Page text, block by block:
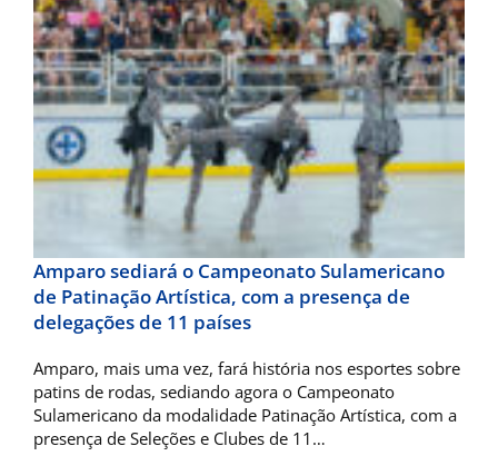
Amparo sediará o Campeonato Sulamericano
de Patinação Artística, com a presença de
delegações de 11 países
Amparo, mais uma vez, fará história nos esportes sobre
patins de rodas, sediando agora o Campeonato
Sulamericano da modalidade Patinação Artística, com a
presença de Seleções e Clubes de 11…